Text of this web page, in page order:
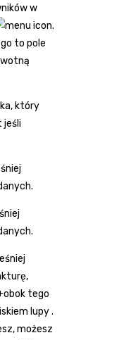
w
.
to pole
który
jeśli
obok tego
lupy.
możesz